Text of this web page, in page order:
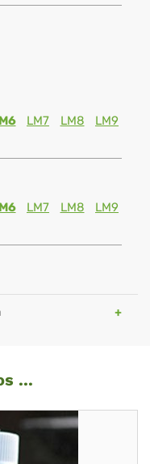
LM7 LM8
LM9
LM7 LM8
LM9
...